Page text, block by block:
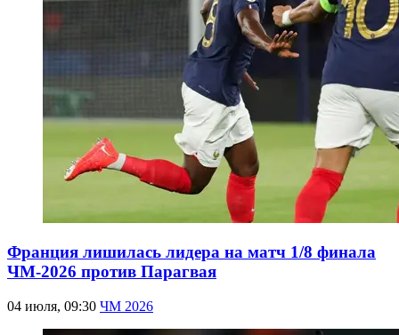
Франция лишилась лидера на матч 1/8 финала
ЧМ-2026 против Парагвая
04 июля, 09:30 ЧМ 2026